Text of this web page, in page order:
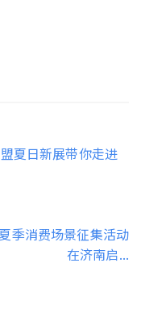
夏日新展带你走进
季消费场景征集活动
在济南启...